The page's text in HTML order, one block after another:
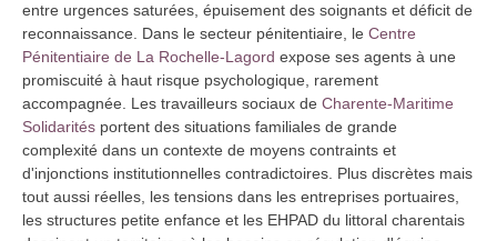
entre urgences saturées, épuisement des soignants et déficit de
reconnaissance. Dans le secteur pénitentiaire, le Centre
Pénitentiaire de La Rochelle-Lagord expose ses agents à une
promiscuité à haut risque psychologique, rarement
accompagnée. Les travailleurs sociaux de Charente-Maritime
Solidarités portent des situations familiales de grande
complexité dans un contexte de moyens contraints et
d'injonctions institutionnelles contradictoires. Plus discrètes mais
tout aussi réelles, les tensions dans les entreprises portuaires,
les structures petite enfance et les EHPAD du littoral charentais